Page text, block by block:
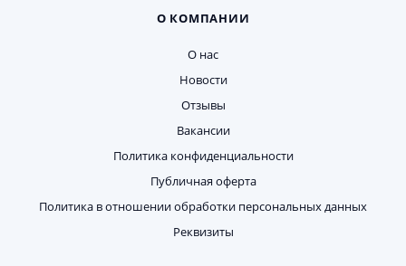
О КОМПАНИИ
О нас
Новости
Отзывы
Вакансии
Политика конфиденциальности
Публичная оферта
Политика в отношении обработки персональных данных
Реквизиты